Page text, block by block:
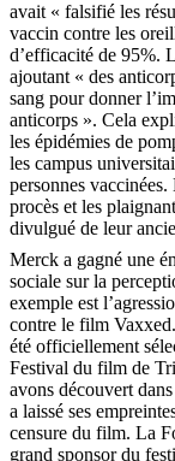
avait « falsifié les
vaccin contre les
d’efficacité de 95%.
ajoutant « des
sang pour donner
anticorps ». Cela
les épidémies de
les campus
personnes vaccinées.
procès et les
divulgué de leur
Merck a gagné une
sociale sur la
exemple est
contre le film
été officiellement
Festival du film de
avons découvert
a laissé ses
censure du film. La
grand sponsor du